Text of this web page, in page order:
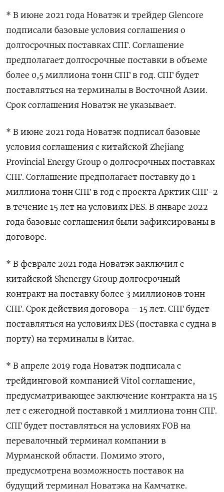
* В июне 2021 года Новатэк и трейдер Glencore
подписали базовые условия соглашения о
долгосрочных поставках СПГ. Соглашение
предполагает долгосрочные поставки в объеме
более 0,5 миллиона тонн СПГ в год. СПГ будет
поставляться на терминалы в Восточной Азии.
Срок соглашения Новатэк не указывает.
* В июне 2021 года Новатэк подписал базовые
условия соглашения с китайской Zhejiang
Provincial Energy Group о долгосрочных поставках
СПГ. Соглашение предполагает поставку до 1
миллиона тонн СПГ в год с проекта Арктик СПГ-2
в течение 15 лет на условиях DES. В январе 2022
года базовые соглашения были зафиксированы в
договоре.
* В феврале 2021 года Новатэк заключил с
китайской Shenergy Group долгосрочный
контракт на поставку более 3 миллионов тонн
СПГ. Срок действия договора – 15 лет. СПГ будет
поставляться на условиях DES (поставка с судна в
порту) на терминалы в Китае.
* В апреле 2019 года Новатэк подписала с
трейдинговой компанией Vitol соглашение,
предусматривающее заключение контракта на 15
лет c ежегодной поставкой 1 миллиона тонн СПГ.
СПГ будет поставляться на условиях FOB на
перевалочный терминал компании в
Мурманской области. Помимо этого,
предусмотрена возможность поставок на
будущий терминал Новатэка на Камчатке.